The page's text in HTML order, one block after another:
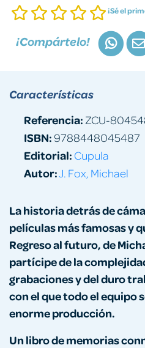
¡Sé el
¡Compártelo!
La historia detrás de
películas más famosas y
Regreso al futuro, de
partícipe de la
grabaciones y del duro
con el que todo el equipo
enorme producción.
Un libro de memorias
Características
Referencia: ZCU-
ISBN:9788448045487
Editorial: Cupula
Autor:J. Fox, Michael